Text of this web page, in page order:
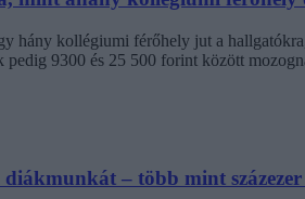
hány kollégiumi férőhely jut a
9300 és 25 500 forint között
– több mint